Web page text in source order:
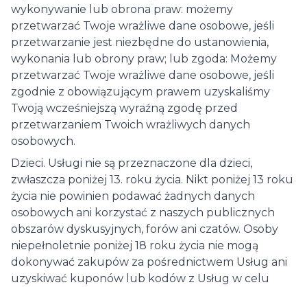
wykonywanie lub obrona praw: możemy
przetwarzać Twoje wrażliwe dane osobowe, jeśli
przetwarzanie jest niezbędne do ustanowienia,
wykonania lub obrony praw; lub zgoda: Możemy
przetwarzać Twoje wrażliwe dane osobowe, jeśli
zgodnie z obowiązującym prawem uzyskaliśmy
Twoją wcześniejszą wyraźną zgodę przed
przetwarzaniem Twoich wrażliwych danych
osobowych.
Dzieci. Usługi nie są przeznaczone dla dzieci,
zwłaszcza poniżej 13. roku życia. Nikt poniżej 13 roku
życia nie powinien podawać żadnych danych
osobowych ani korzystać z naszych publicznych
obszarów dyskusyjnych, forów ani czatów. Osoby
niepełnoletnie poniżej 18 roku życia nie mogą
dokonywać zakupów za pośrednictwem Usług ani
uzyskiwać kuponów lub kodów z Usług w celu